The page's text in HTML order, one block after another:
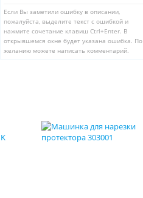
Если Вы заметили ошибку в описании,
пожалуйста, выделите текст с ошибкой и
нажмите сочетание клавиш Ctrl+Enter. В
открывшемся окне будет указана ошибка. По
желанию можете написать комментарий.